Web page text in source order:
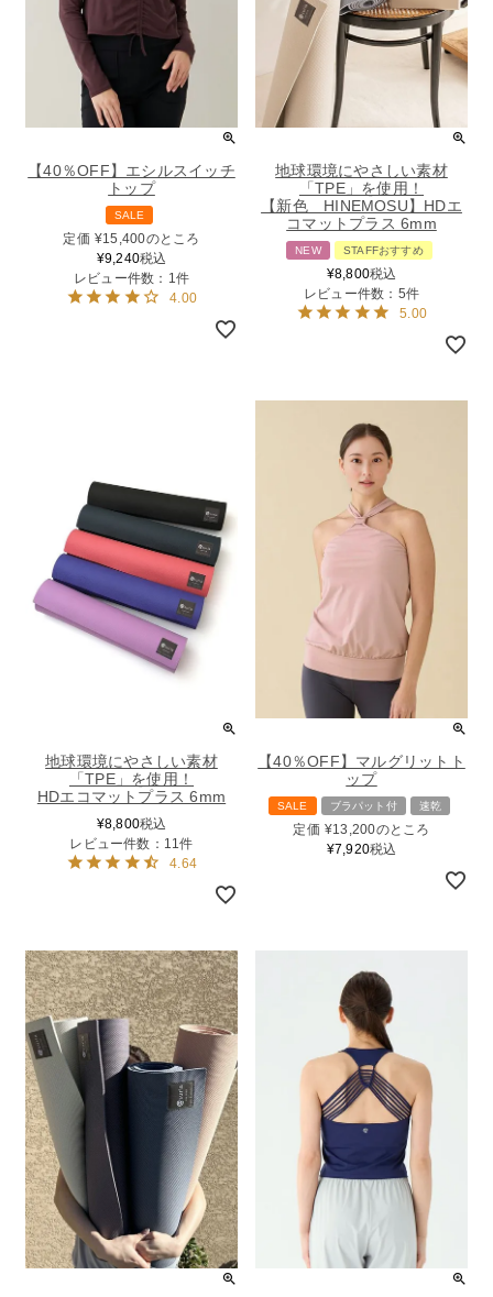
【40％OFF】エシルスイッチ
トップ
SALE
定価 ¥15,400のところ
¥9,240税込
レビュー件数：1件
4.00
地球環境にやさしい素材
「TPE」を使用！
【新色 HINEMOSU】HDエ
コマットプラス 6mm
NEW STAFFおすすめ
¥8,800税込
レビュー件数：5件
5.00
地球環境にやさしい素材
「TPE」を使用！
HDエコマットプラス 6mm
¥8,800税込
レビュー件数：11件
4.64
【40％OFF】マルグリットト
ップ
SALE ブラパット付 速乾
定価 ¥13,200のところ
¥7,920税込